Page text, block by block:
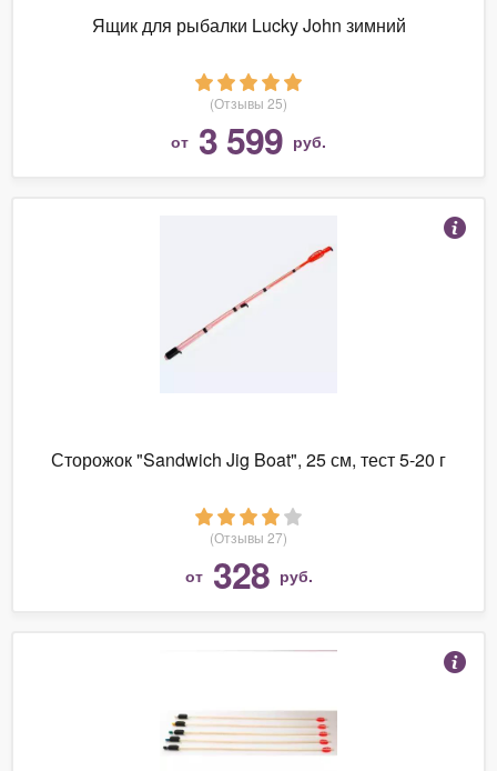
Ящик для рыбалки Lucky John зимний
(Отзывы 25)
от 3 599 руб.
Сторожок "Sandwich Jig Boat", 25 см, тест 5-20 г
(Отзывы 27)
от 328 руб.